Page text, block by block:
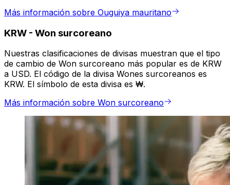
Más información sobre Ouguiya mauritano
KRW - Won surcoreano
Nuestras clasificaciones de divisas muestran que el tipo
de cambio de Won surcoreano más popular es de KRW
a USD. El código de la divisa Wones surcoreanos es
KRW. El símbolo de esta divisa es ₩.
Más información sobre Won surcoreano